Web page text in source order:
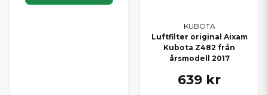
KUBOTA
Luftfilter original Aixam
Kubota Z482 från
årsmodell 2017
639 kr